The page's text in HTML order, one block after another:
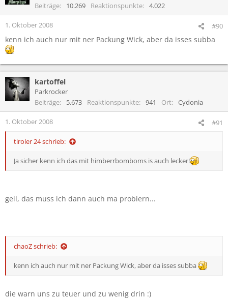
Beiträge
10.269 Reaktionspunkte 4.022
1. Oktober 2008 #90
kenn ich auch nur mit ner Packung Wick, aber da isses subba
kartoffel
Parkrocker
Beiträge
5.673 Reaktionspunkte 941 Ort Cydonia
1. Oktober 2008 #91
tiroler 24 schrieb:
Ja sicher kenn ich das mit himberrbomboms is auch lecker!
geil, das muss ich dann auch ma probiern...
chaoZ schrieb:
kenn ich auch nur mit ner Packung Wick, aber da isses subba
die warn uns zu teuer und zu wenig drin :)